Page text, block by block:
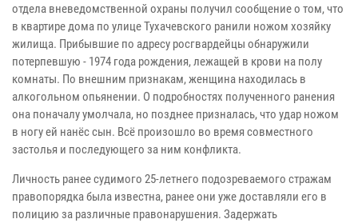
отдела вневедомственной охраны получил сообщение о том, что
в квартире дома по улице Тухачевского ранили ножом хозяйку
жилища. Прибывшие по адресу росгвардейцы обнаружили
потерпевшую - 1974 года рождения, лежащей в крови на полу
комнаты. По внешним признакам, женщина находилась в
алкогольном опьянении. О подробностях полученного ранения
она поначалу умолчала, но позднее призналась, что удар ножом
в ногу ей нанёс сын. Всё произошло во время совместного
застолья и последующего за ним конфликта.
Личность ранее судимого 25-летнего подозреваемого стражам
правопорядка была известна, ранее они уже доставляли его в
полицию за различные правонарушения. Задержать